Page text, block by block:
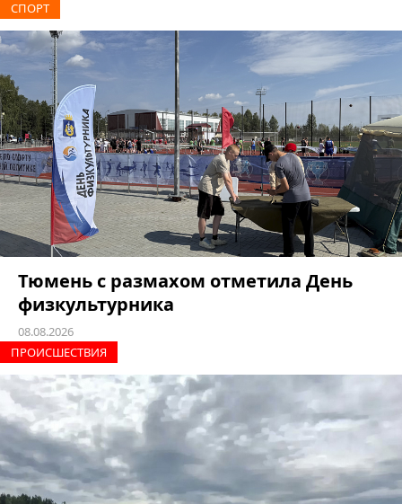
СПОРТ
Тюмень с размахом отметила День
физкультурника
08.08.2026
ПРОИCШЕСТВИЯ